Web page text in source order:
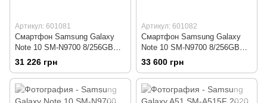
Артикул: 601081
Смартфон Samsung Galaxy
Note 10 SM-N9700 8/256GB
Aura Glow
31 226 грн
Артикул: 601082
Смартфон Samsung Galaxy
Note 10 SM-N9700 8/256GB
Black
33 600 грн